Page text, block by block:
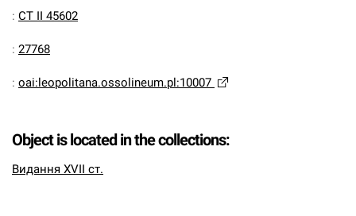
: CT II 45602
: 27768
: oai:leopolitana.ossolineum.pl:10007
Object is located in the collections:
Видання XVII ст.